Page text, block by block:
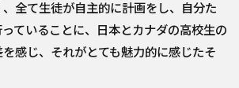
全て生徒が自主的に計画をし、自分た
ていることに、日本とカナダの高校生の
感じ、それがとても魅力的に感じたそ